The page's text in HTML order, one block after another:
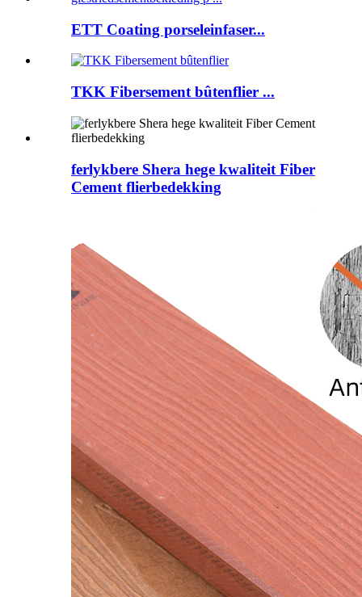
ETT Coating porseleinfaser...
TKK Fibersement bûtenflier ...
ferlykbere Shera hege kwaliteit Fiber
Cement flierbedekking